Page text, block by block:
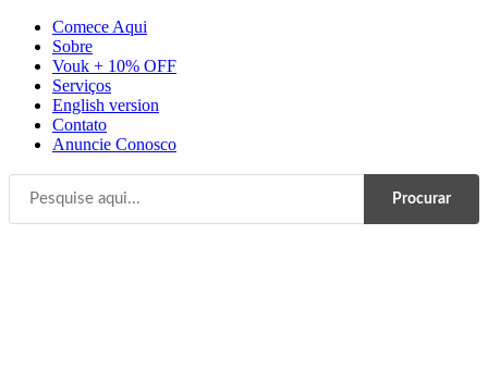
Comece Aqui
Sobre
Vouk + 10% OFF
Serviços
English version
Contato
Anuncie Conosco
Procurar